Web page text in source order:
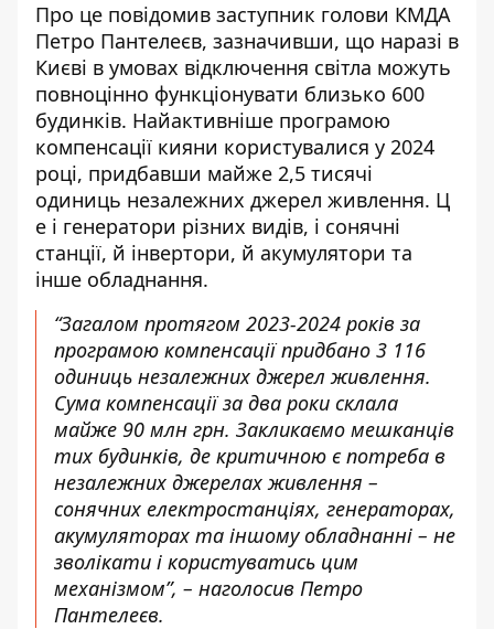
Про це повідомив заступник голови КМДА
Петро Пантелеєв, зазначивши, що наразі в
Києві в умовах відключення світла можуть
повноцінно функціонувати близько 600
будинків. Найактивніше програмою
компенсації кияни користувалися у 2024
році, придбавши майже 2,5 тисячі
одиниць незалежних джерел живлення. Ц
е і генератори різних видів, і сонячні
станції, й інвертори, й акумулятори та
інше обладнання.
“Загалом протягом 2023-2024 років за
програмою компенсації придбано 3 116
одиниць незалежних джерел живлення.
Сума компенсації за два роки склала
майже 90 млн грн. Закликаємо мешканців
тих будинків, де критичною є потреба в
незалежних джерелах живлення –
сонячних електростанціях, генераторах,
акумуляторах та іншому обладнанні – не
зволікати і користуватись цим
механізмом”, – наголосив Петро
Пантелеєв.